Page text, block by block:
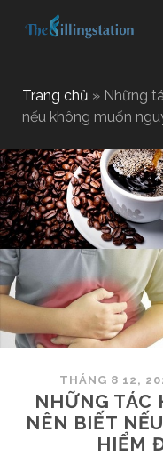
Trang chủ » Những
nếu không muốn
THÁNG 8 12,
NHỮNG TÁC
NÊN BIẾT
HIỂM